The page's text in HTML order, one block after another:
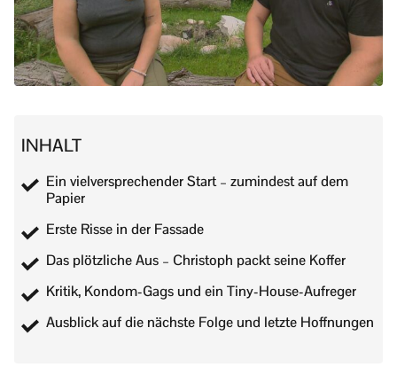
INHALT
Ein vielversprechender Start – zumindest auf dem
Papier
Erste Risse in der Fassade
Das plötzliche Aus – Christoph packt seine Koffer
Kritik, Kondom-Gags und ein Tiny-House-Aufreger
Ausblick auf die nächste Folge und letzte Hoffnungen